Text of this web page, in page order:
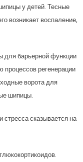
у детей. Тесные
возникает воспаление,
для барьерной функции
регенерации
ворота для
шипицы.
стресса сказывается на